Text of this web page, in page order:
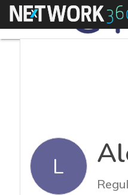
Menu
L